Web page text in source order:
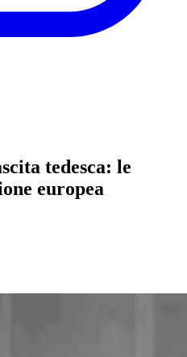
tedesca: le
europea